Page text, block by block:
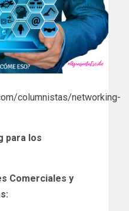
columnistas/networking-
para los
Comerciales y